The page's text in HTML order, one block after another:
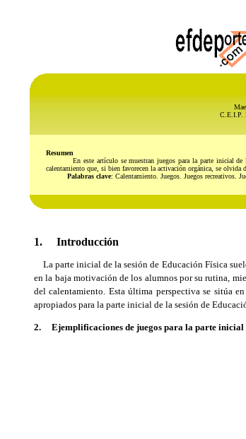
C.E.I.P.
Resumen
En este artículo se muestran juegos para la parte inicial de la
calentamiento que, si bien favorecen la activación orgánica, se olvida
Palabras clave: Calentamiento. Juegos. Juegos recreativos.
1. Introducción
La parte inicial de la sesión de Educación Física
en la baja motivación de los alumnos por su rutina,
del calentamiento. Esta última perspectiva se sitúa
apropiados para la parte inicial de la sesión de
2. Ejemplificaciones de juegos para la parte inicial